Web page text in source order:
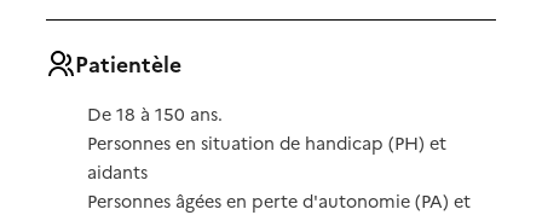
Patientèle
De 18 à 150 ans.
Personnes en situation de handicap (PH) et
aidants
Personnes âgées en perte d'autonomie (PA) et